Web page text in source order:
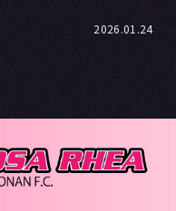
2026.01.24